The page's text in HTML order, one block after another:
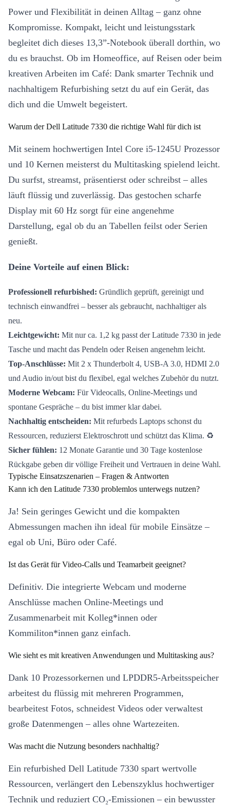
Power und Flexibilität in deinen Alltag – ganz ohne
Kompromisse. Kompakt, leicht und leistungsstark
begleitet dich dieses 13,3”-Notebook überall dorthin, wo
du es brauchst. Ob im Homeoffice, auf Reisen oder beim
kreativen Arbeiten im Café: Dank smarter Technik und
nachhaltigem Refurbishing setzt du auf ein Gerät, das
dich und die Umwelt begeistert.
Warum der Dell Latitude 7330 die richtige Wahl für dich ist
Mit seinem hochwertigen Intel Core i5-1245U Prozessor
und 10 Kernen meisterst du Multitasking spielend leicht.
Du surfst, streamst, präsentierst oder schreibst – alles
läuft flüssig und zuverlässig. Das gestochen scharfe
Display mit 60 Hz sorgt für eine angenehme
Darstellung, egal ob du an Tabellen feilst oder Serien
genießt.
Deine Vorteile auf einen Blick:
Professionell refurbished: Gründlich geprüft, gereinigt und
technisch einwandfrei – besser als gebraucht, nachhaltiger als
neu.
Leichtgewicht: Mit nur ca. 1,2 kg passt der Latitude 7330 in jede
Tasche und macht das Pendeln oder Reisen angenehm leicht.
Top-Anschlüsse: Mit 2 x Thunderbolt 4, USB-A 3.0, HDMI 2.0
und Audio in/out bist du flexibel, egal welches Zubehör du nutzt.
Moderne Webcam: Für Videocalls, Online-Meetings und
spontane Gespräche – du bist immer klar dabei.
Nachhaltig entscheiden: Mit refurbeds Laptops schonst du
Ressourcen, reduzierst Elektroschrott und schützt das Klima. ♻️
Sicher fühlen: 12 Monate Garantie und 30 Tage kostenlose
Rückgabe geben dir völlige Freiheit und Vertrauen in deine Wahl.
Typische Einsatzszenarien – Fragen & Antworten
Kann ich den Latitude 7330 problemlos unterwegs nutzen?
Ja! Sein geringes Gewicht und die kompakten
Abmessungen machen ihn ideal für mobile Einsätze –
egal ob Uni, Büro oder Café.
Ist das Gerät für Video-Calls und Teamarbeit geeignet?
Definitiv. Die integrierte Webcam und moderne
Anschlüsse machen Online-Meetings und
Zusammenarbeit mit Kolleg*innen oder
Kommiliton*innen ganz einfach.
Wie sieht es mit kreativen Anwendungen und Multitasking aus?
Dank 10 Prozessorkernen und LPDDR5-Arbeitsspeicher
arbeitest du flüssig mit mehreren Programmen,
bearbeitest Fotos, schneidest Videos oder verwaltest
große Datenmengen – alles ohne Wartezeiten.
Was macht die Nutzung besonders nachhaltig?
Ein refurbished Dell Latitude 7330 spart wertvolle
Ressourcen, verlängert den Lebenszyklus hochwertiger
Technik und reduziert CO₂-Emissionen – ein bewusster